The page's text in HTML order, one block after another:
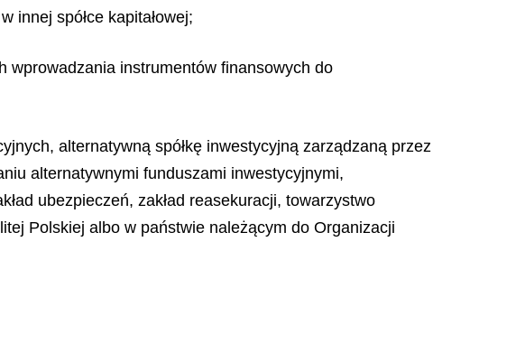
innej spółce kapitałowej;
wprowadzania instrumentów finansowych do
alternatywną spółkę inwestycyjną zarządzaną przez
alternatywnymi funduszami inwestycyjnymi,
ubezpieczeń, zakład reasekuracji, towarzystwo
Polskiej albo w państwie należącym do Organizacji